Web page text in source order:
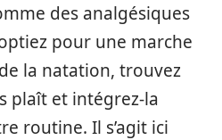
des analgésiques
pour une marche
la natation, trouvez
plaît et intégrez-la
routine. Il s’agit ici